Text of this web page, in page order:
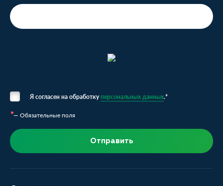
Я согласен на обработкуперсональных данных.*
— Обязательные поля
Отправить